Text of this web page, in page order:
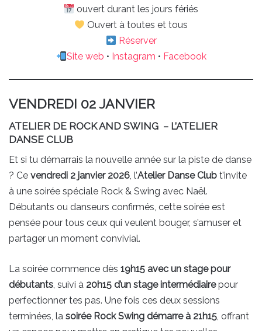
ouvert durant les jours fériés
Ouvert à toutes et tous
Réserver
Site web • Instagram • Facebook
VENDREDI 02 JANVIER
ATELIER DE ROCK AND SWING – L’ATELIER
DANSE CLUB
Et si tu démarrais la nouvelle année sur la piste de danse
? Ce vendredi 2 janvier 2026, l’Atelier Danse Club t’invite
à une soirée spéciale Rock & Swing avec Naël.
Débutants ou danseurs confirmés, cette soirée est
pensée pour tous ceux qui veulent bouger, s’amuser et
partager un moment convivial.
La soirée commence dès 19h15 avec un stage pour
débutants, suivi à 20h15 d’un stage intermédiairepour
perfectionner tes pas. Une fois ces deux sessions
terminées, la soirée Rock Swing démarre à 21h15, offrant